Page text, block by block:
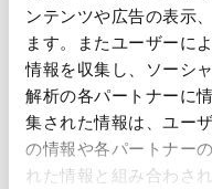
ンテンツや広告の表示
ます。またユーザーに
情報を収集し、ソーシ
解析の各パートナーに
集された情報は、ユー
の情報や各パートナー
れた情報と組み合わさ